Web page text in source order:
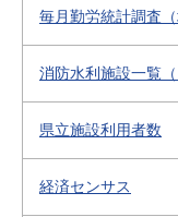
毎月勤労統計調査（
消防水利施設一覧
県立施設利用者数
経済センサス